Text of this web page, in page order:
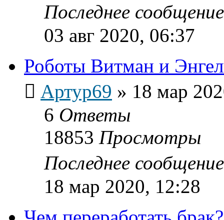
Последнее
03 авг 2020, 06:37
Роботы Витман и
Артур69 » 18 мар
6 Ответы
18853 Просмотры
Последнее
18 мар 2020, 12:28